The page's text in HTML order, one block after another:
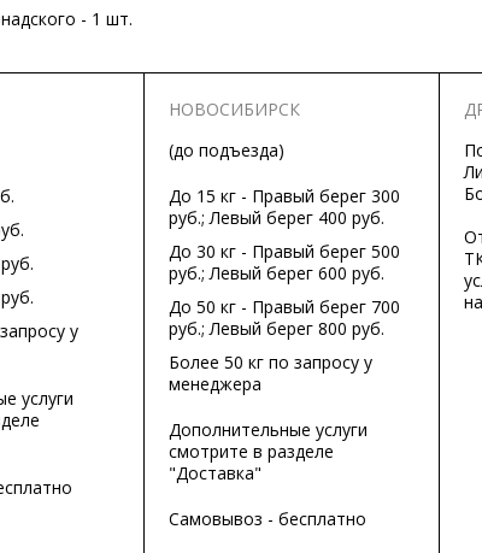
- 1 шт.
у
услуги
НОВОСИБИРСК
(до подъезда)
До 15 кг - Правый берег 300
руб.; Левый берег 400 руб.
До 30 кг - Правый берег 500
руб.; Левый берег 600 руб.
До 50 кг - Правый берег 700
руб.; Левый берег 800 руб.
Более 50 кг по запросу у
менеджера
Дополнительные услуги
смотрите в разделе
"Доставка"
Самовывоз - бесплатно